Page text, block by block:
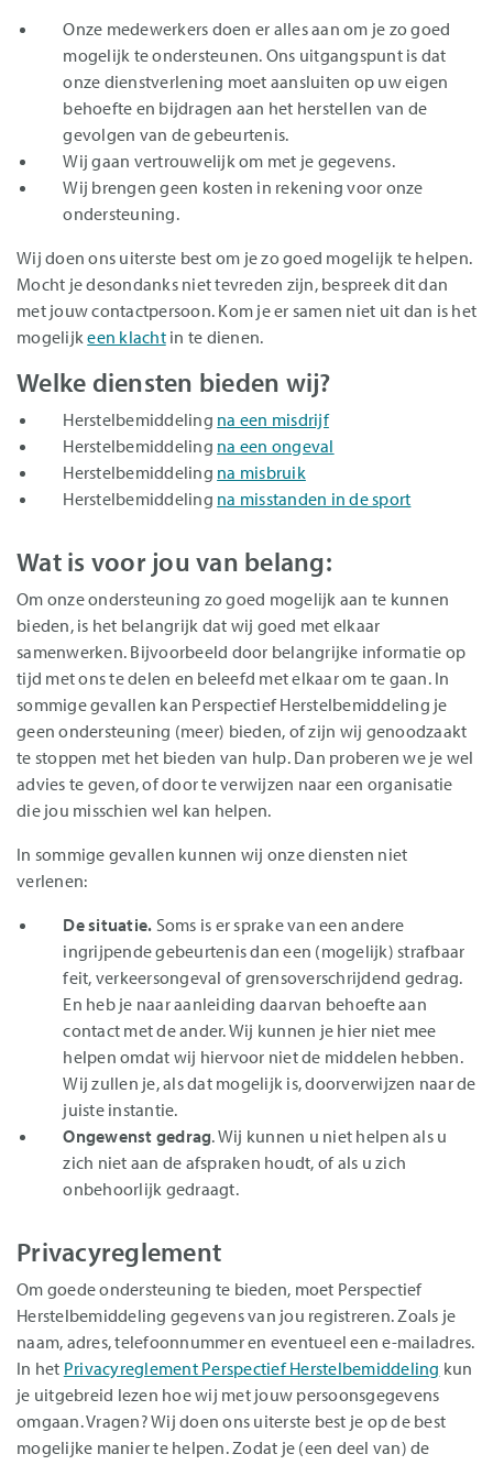
Onze medewerkers doen er alles aan om je zo goed
mogelijk te ondersteunen. Ons uitgangspunt is dat
onze dienstverlening moet aansluiten op uw eigen
behoefte en bijdragen aan het herstellen van de
gevolgen van de gebeurtenis.
Wij gaan vertrouwelijk om met je gegevens.
Wij brengen geen kosten in rekening voor onze
ondersteuning.
Wij doen ons uiterste best om je zo goed mogelijk te helpen.
Mocht je desondanks niet tevreden zijn, bespreek dit dan
met jouw contactpersoon. Kom je er samen niet uit dan is het
mogelijkeen klachtin te dienen.
Welke diensten bieden wij?
Herstelbemiddeling na een misdrijf
Herstelbemiddeling na een ongeval
Herstelbemiddeling na misbruik
Herstelbemiddeling na misstanden in de sport
Wat is voor jou van belang:
Om onze ondersteuning zo goed mogelijk aan te kunnen
bieden, is het belangrijk dat wij goed met elkaar
samenwerken. Bijvoorbeeld door belangrijke informatie op
tijd met ons te delen en beleefd met elkaar om te gaan. In
sommige gevallen kan Perspectief Herstelbemiddeling je
geen ondersteuning (meer) bieden, of zijn wij genoodzaakt
te stoppen met het bieden van hulp. Dan proberen we je wel
advies te geven, of door te verwijzen naar een organisatie
die jou misschien wel kan helpen.
In sommige gevallen kunnen wij onze diensten niet
verlenen:
De situatie. Soms is er sprake van een andere
ingrijpende gebeurtenis dan een (mogelijk) strafbaar
feit, verkeersongeval of grensoverschrijdend gedrag.
En heb je naar aanleiding daarvan behoefte aan
contact met de ander. Wij kunnen je hier niet mee
helpen omdat wij hiervoor niet de middelen hebben.
Wij zullen je, als dat mogelijk is, doorverwijzen naar de
juiste instantie.
Ongewenst gedrag. Wij kunnen u niet helpen als u
zich niet aan de afspraken houdt, of als u zich
onbehoorlijk gedraagt.
Privacyreglement
Om goede ondersteuning te bieden, moet Perspectief
Herstelbemiddeling gegevens van jou registreren. Zoals je
naam, adres, telefoonnummer en eventueel een e-mailadres.
In het Privacyreglement Perspectief Herstelbemiddeling kun
je uitgebreid lezen hoe wij met jouw persoonsgegevens
omgaan. Vragen? Wij doen ons uiterste best je op de best
mogelijke manier te helpen. Zodat je (een deel van) de